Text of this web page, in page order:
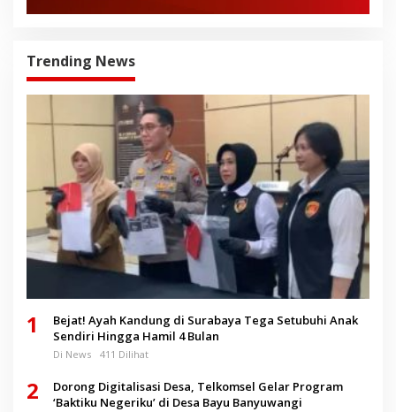
Trending News
1
Bejat! Ayah Kandung di Surabaya Tega Setubuhi Anak
Sendiri Hingga Hamil 4 Bulan
Di News 411 Dilihat
2
Dorong Digitalisasi Desa, Telkomsel Gelar Program
‘Baktiku Negeriku’ di Desa Bayu Banyuwangi